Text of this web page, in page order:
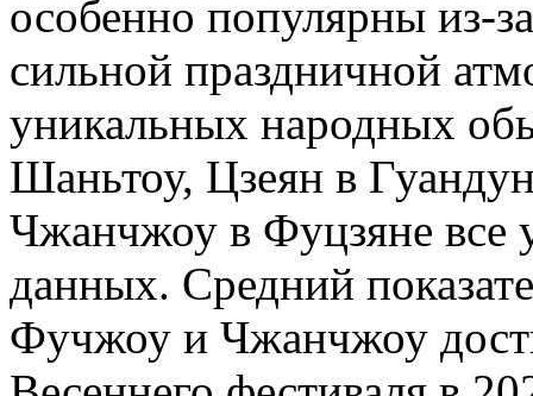
особенно популярны из-
сильной праздничной
уникальных народных
Шаньтоу, Цзеян в
Чжанчжоу в Фуцзяне все
данных. Средний
Фучжоу и Чжанчжоу